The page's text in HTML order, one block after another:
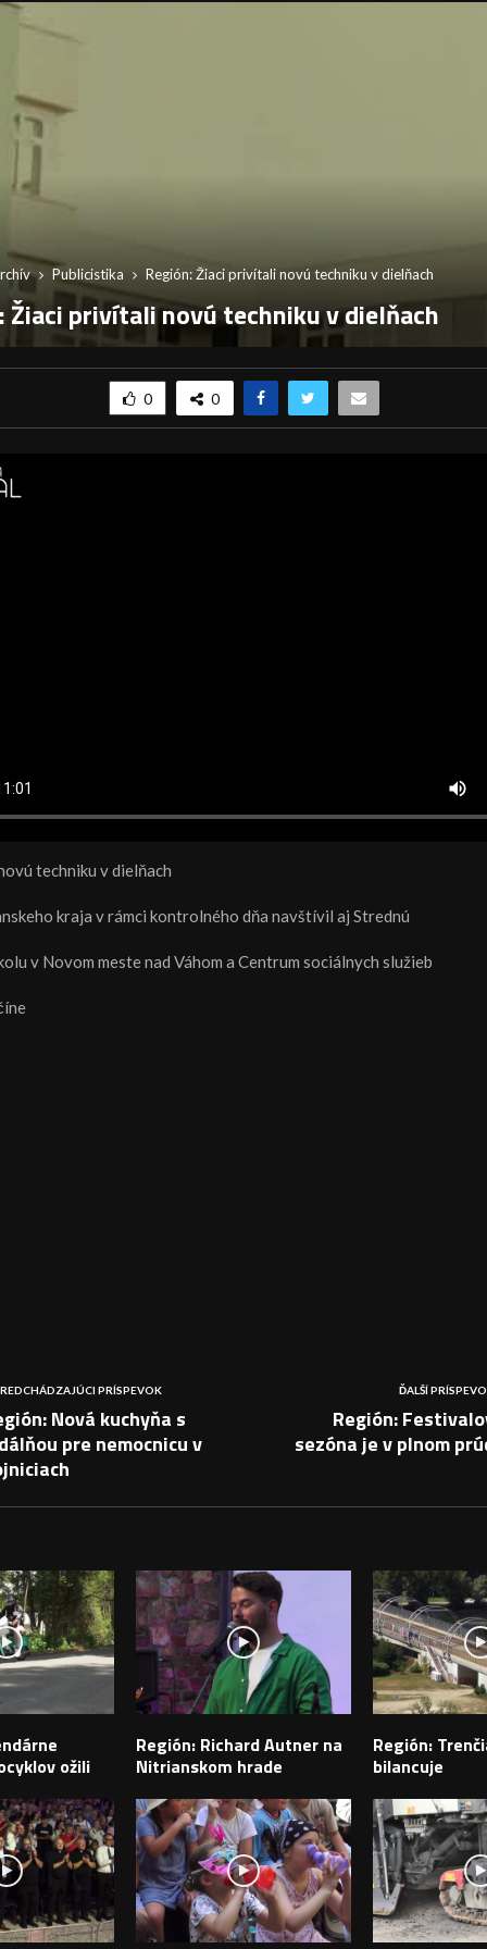
Publicistika Región: Žiaci privítali novú techniku v dielňach
Žiaci privítali novú techniku v dielňach
0 0
techniku v dielňach
kraja v rámci kontrolného dňa navštívil aj Strednú
v Novom meste nad Váhom a Centrum sociálnych služieb
PRÍSPEVOK
Nová kuchyňa s
pre nemocnicu v
ĎALŠÍ
Región:
sezóna je v plnom
ožili
Región: Richard Autner na
Nitrianskom hrade
Región:
bilancuje